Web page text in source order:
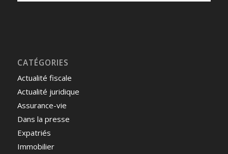
CATÉGORIES
Actualité fiscale
Actualité juridique
Assurance-vie
Dans la presse
Expatriés
Immobilier